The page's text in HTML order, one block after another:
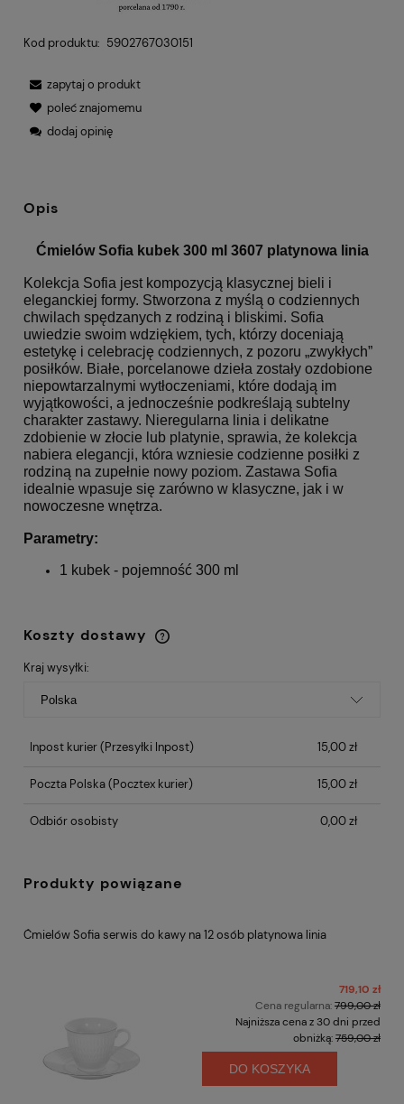
Kod produktu: 5902767030151
zapytaj o produkt
poleć znajomemu
dodaj opinię
Opis
Ćmielów Sofia kubek 300 ml 3607 platynowa linia
Kolekcja Sofia jest kompozycją klasycznej bieli i
eleganckiej formy. Stworzona z myślą o codziennych
chwilach spędzanych z rodziną i bliskimi. Sofia
uwiedzie swoim wdziękiem, tych, którzy doceniają
estetykę i celebrację codziennych, z pozoru „zwykłych”
posiłków. Białe, porcelanowe dzieła zostały ozdobione
niepowtarzalnymi wytłoczeniami, które dodają im
wyjątkowości, a jednocześnie podkreślają subtelny
charakter zastawy. Nieregularna linia i delikatne
zdobienie w złocie lub platynie, sprawia, że kolekcja
nabiera elegancji, która wzniesie codzienne posiłki z
rodziną na zupełnie nowy poziom. Zastawa Sofia
idealnie wpasuje się zarówno w klasyczne, jak i w
nowoczesne wnętrza.
Parametry:
1 kubek - pojemność 300 ml
Koszty dostawy
Cena nie zawiera ewentualnych kosztów
płatności
Kraj wysyłki:
Inpost kurier(Przesyłki Inpost) 15,00 zł
Poczta Polska(Pocztex kurier) 15,00 zł
Odbiór osobisty 0,00 zł
Produkty powiązane
Ćmielów Sofia serwis do kawy na 12 osób platynowa linia
719,10 zł
Cena regularna:799,00 zł
Najniższa cena z 30 dni przed
obniżką:759,00 zł
DO KOSZYKA